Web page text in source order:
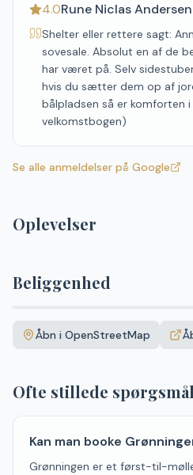
4.0Rune Niclas Andersen
Shelter eller rettere sagt:
sovesale. Absolut en af de
har været på. Selv
hvis du sætter dem op af
bålpladsen så er komforten
velkomstbogen)
Se alle anmeldelser på Google
Oplevelser
Beliggenhed
+Åbn i OpenStreetMap
Ofte stillede spørgsmål
Kan man booke
Grønningen er et først-til-